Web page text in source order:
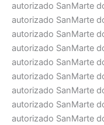
autorizado SanMarte
autorizado SanMarte
autorizado SanMarte
autorizado SanMarte
autorizado SanMarte
autorizado SanMarte
autorizado SanMarte
autorizado SanMarte
autorizado SanMarte